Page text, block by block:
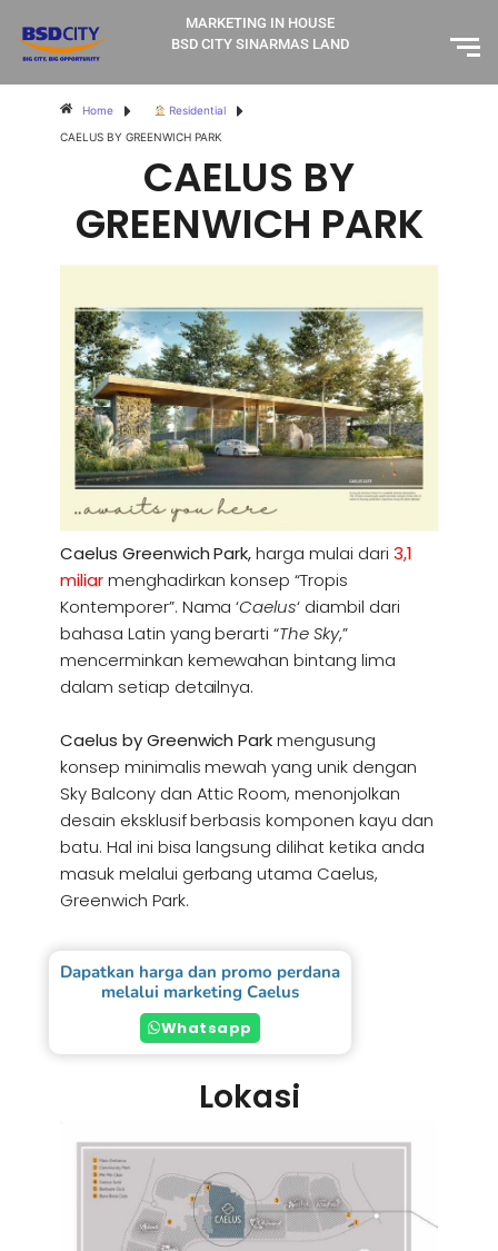
MARKETING IN HOUSE
BSD CITY SINARMAS LAND
Home
Residential
CAELUS BY GREENWICH PARK
CAELUS BY
GREENWICH PARK
Caelus Greenwich Park,harga mulai dari 3,1
miliarmenghadirkan konsep “Tropis
Kontemporer”. Nama ‘Caelus‘ diambil dari
bahasa Latin yang berarti “The Sky,”
mencerminkan kemewahan bintang lima
dalam setiap detailnya.
Caelus by Greenwich Parkmengusung
konsep minimalis mewah yang unik dengan
Sky Balcony dan Attic Room, menonjolkan
desain eksklusif berbasis komponen kayu dan
batu. Hal ini bisa langsung dilihat ketika anda
masuk melalui gerbang utama Caelus,
Greenwich Park.
Dapatkan harga dan promo perdana
melalui marketing Caelus
Whatsapp
Lokasi